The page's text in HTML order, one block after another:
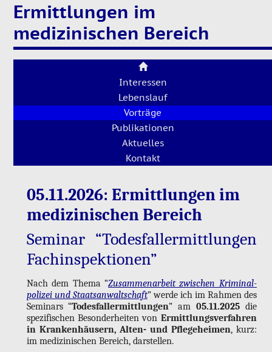
Ermittlungen im
medizinischen Bereich
Interessen
Lebenslauf
Vorträge
Publikationen
Aktuelles
Kontakt
05.11.2026: Er­mitt­lun­gen im
me­di­zi­ni­schen Be­reich
Se­mi­nar “To­des­fall­er­mitt­lun­gen
Fach­in­spek­tio­nen”
Nach dem Thema “Zu­sam­men­ar­beit zwi­schen Kri­mi­nal­
po­li­zei und Staats­an­walt­schaft” werde ich im Rah­men des
Se­mi­nars “To­des­fall­er­mitt­lun­gen” am05.11.2025 die
spe­zi­fi­schen Be­son­der­hei­ten von Er­mitt­lungs­ver­fah­ren
in Kran­ken­häu­sern, Al­ten- und Pfle­ge­hei­men, kurz:
im me­di­zi­ni­schen Be­reich, dar­stel­len.